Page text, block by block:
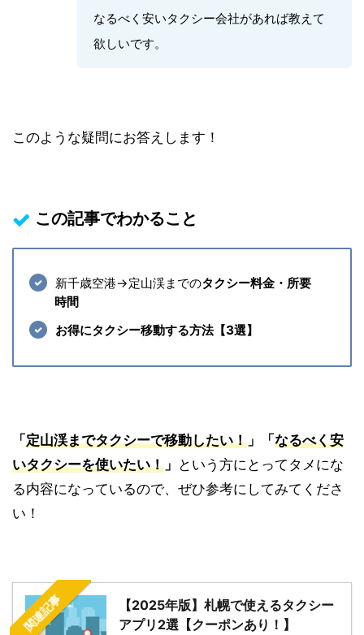
なるべく安いタクシー会社があれば教えて
欲しいです。
このような疑問にお答えします！
この記事でわかること
新千歳空港→定山渓までのタクシー料金・所要
時間
お得にタクシー移動する方法【3選】
「定山渓までタクシーで移動したい！ 」「なるべく安
いタクシーを使いたい！ 」 という方にとってタメにな
る内容になっているので、ぜひ参考にしてみてくださ
い！
関連記事
【2025年版】札幌で使えるタクシー
アプリ2選【クーポンあり！】